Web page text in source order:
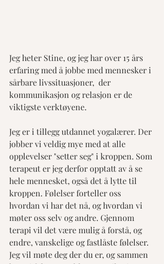
Jeg heter Stine, og jeg har over 15 års
erfaring med å jobbe med mennesker i
sårbare livssituasjoner,  der
kommunikasjon og relasjon er de
viktigste verktøyene.
​​Jeg er i tillegg utdannet yogalærer. Der
jobber vi veldig mye med at alle
opplevelser "setter seg" i kroppen. Som
terapeut er jeg derfor opptatt av å se
hele mennesket, også det å lytte til
kroppen. Følelser forteller oss
hvordan vi har det nå, og hvordan vi
møter oss selv og andre. Gjennom
terapi vil det være mulig å forstå, og
endre, vanskelige og fastlåste følelser.
Jeg vil møte deg der du er, og sammen